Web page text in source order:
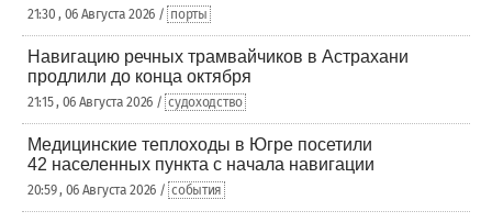
21:30 , 06 Августа 2026 / порты
Навигацию речных трамвайчиков в Астрахани
продлили до конца октября
21:15 , 06 Августа 2026 / судоходство
Медицинские теплоходы в Югре посетили
42 населенных пункта с начала навигации
20:59 , 06 Августа 2026 / события